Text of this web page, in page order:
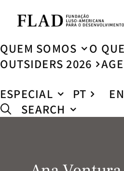
QUEM SOMOS
O
OUTSIDERS 2026
ESPECIAL
PT
EN
SEARCH